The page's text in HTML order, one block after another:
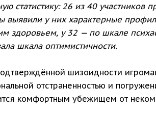
статистику: 26 из 40 участников
выявили у них характерные
здоровьем, у 32 — по шкале
шкала оптимистичности.
шизоидности
отстраненностью и
комфортным убежищем от